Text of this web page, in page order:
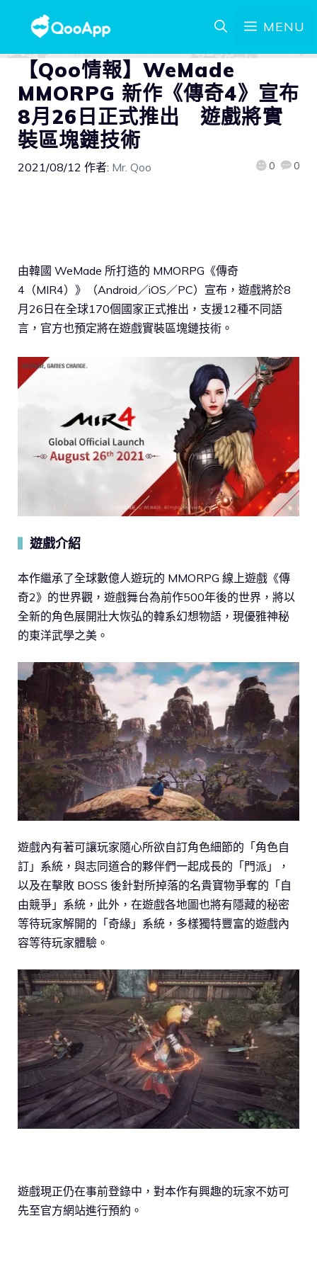
MENU
【Qoo情報】WeMade
MMORPG 新作《傳奇4》宣布
8月26日正式推出 遊戲將實
裝區塊鏈技術
2021/08/12 作者: Mr. Qoo 0 0
由韓國 WeMade 所打造的 MMORPG《傳奇
4（MIR4）》（Android／iOS／PC）宣布，遊戲將於8
月26日在全球170個國家正式推出，支援12種不同語
言，官方也預定將在遊戲實裝區塊鏈技術。
遊戲介紹
本作繼承了全球數億人遊玩的 MMORPG 線上遊戲《傳
奇2》的世界觀，遊戲舞台為前作500年後的世界，將以
全新的角色展開壯大恢弘的韓系幻想物語，現優雅神秘
的東洋武學之美。
遊戲內有著可讓玩家隨心所欲自訂角色細節的「角色自
訂」系統，與志同道合的夥伴們一起成長的「門派」，
以及在擊敗 BOSS 後針對所掉落的名貴寶物爭奪的「自
由競爭」系統，此外，在遊戲各地圖也將有隱藏的秘密
等待玩家解開的「奇緣」系統，多樣獨特豐富的遊戲內
容等待玩家體驗。
遊戲現正仍在事前登錄中，對本作有興趣的玩家不妨可
先至官方網站進行預約。